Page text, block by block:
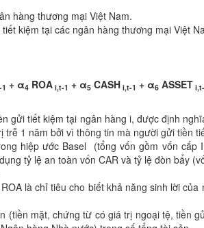
hàng thương mại Việt Nam.
kiệm tại các ngân hàng thương mại Việt
1 + α4 ROAi,t-1 + α5CASHi,t-1 + α6 ASSET i,t-
gửi tiết kiệm tại ngân hàng i, được định
trễ 1 năm bởi vì thông tin mà người gửi tiền
hiệp ước Basel (tổng vốn gồm vốn
tỷ lệ an toàn vốn CAR và tỷ lệ đòn bẩy
là chỉ tiêu cho biết khả năng sinh lời
(tiền mặt, chứng từ có giá trị ngoại tệ, tiền